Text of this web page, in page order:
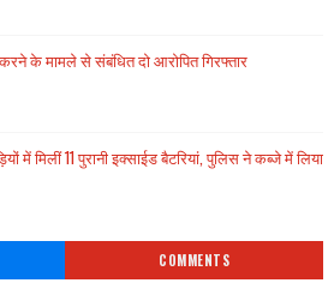
के मामले से संबंधित दो आरोपित गिरफ्तार
में मिलीं 11 पुरानी इक्साईड बैटरियां, पुलिस ने कब्जे में लिया
COMMENTS